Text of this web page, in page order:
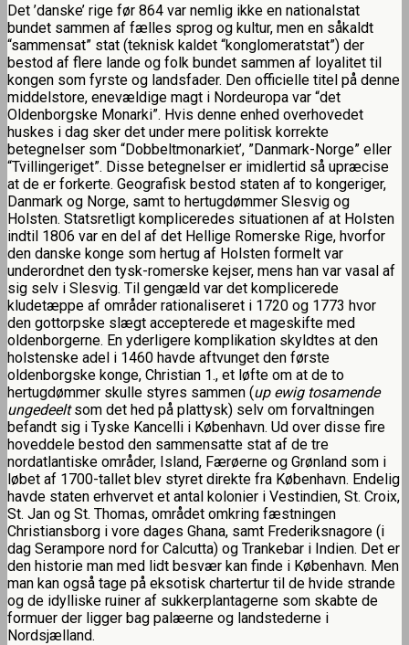
Det ’danske’ rige før 864 var nemlig ikke en nationalstat
bundet sammen af fælles sprog og kultur, men en såkaldt
“sammensat” stat (teknisk kaldet “konglomeratstat”) der
bestod af flere lande og folk bundet sammen af loyalitet til
kongen som fyrste og landsfader. Den officielle titel på denne
middelstore, enevældige magt i Nordeuropa var “det
Oldenborgske Monarki”. Hvis denne enhed overhovedet
huskes i dag sker det under mere politisk korrekte
betegnelser som “Dobbeltmonarkiet’, ”Danmark-Norge” eller
“Tvillingeriget”. Disse betegnelser er imidlertid så upræcise
at de er forkerte. Geografisk bestod staten af to kongeriger,
Danmark og Norge, samt to hertugdømmer Slesvig og
Holsten. Statsretligt kompliceredes situationen af at Holsten
indtil 1806 var en del af det Hellige Romerske Rige, hvorfor
den danske konge som hertug af Holsten formelt var
underordnet den tysk-romerske kejser, mens han var vasal af
sig selv i Slesvig. Til gengæld var det komplicerede
kludetæppe af områder rationaliseret i 1720 og 1773 hvor
den gottorpske slægt accepterede et mageskifte med
oldenborgerne. En yderligere komplikation skyldtes at den
holstenske adel i 1460 havde aftvunget den første
oldenborgske konge, Christian 1., et løfte om at de to
hertugdømmer skulle styres sammen (up ewig tosamende
ungedeeltsom det hed på plattysk) selv om forvaltningen
befandt sig i Tyske Kancelli i København. Ud over disse fire
hoveddele bestod den sammensatte stat af de tre
nordatlantiske områder, Island, Færøerne og Grønland som i
løbet af 1700-tallet blev styret direkte fra København. Endelig
havde staten erhvervet et antal kolonier i Vestindien, St. Croix,
St. Jan og St. Thomas, området omkring fæstningen
Christiansborg i vore dages Ghana, samt Frederiksnagore (i
dag Serampore nord for Calcutta) og Trankebar i Indien. Det er
den historie man med lidt besvær kan finde i København. Men
man kan også tage på eksotisk chartertur til de hvide strande
og de idylliske ruiner af sukkerplantagerne som skabte de
formuer der ligger bag palæerne og landstederne i
Nordsjælland.